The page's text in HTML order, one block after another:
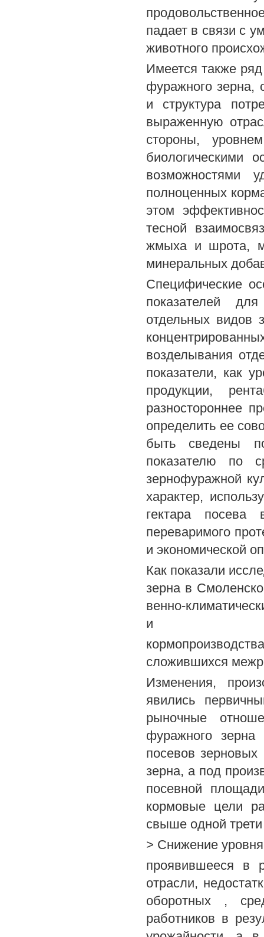
падает в связи с
животного
Имеется также
фуражного зерна,
и структура
выраженную
стороны,
биологическими
возможностями
полноценных
этом
тесной
жмыха и шрота,
минеральных
Специфические
показателей
отдельных видов
возделывания
показатели, как
продукции,
разностороннее
определить ее
быть сведены
показателю по
зернофуражной
характер,
гектара посева
переваримого
и экономической
Как показали
зерна в
венно-
и
сложившихся
Изменения,
явились
рыночные
фуражного
посевов зерновых
зерна, а под
посевной
кормовые цели
свыше одной
> Снижение
проявившееся в
отрасли,
оборотных ,
работников в